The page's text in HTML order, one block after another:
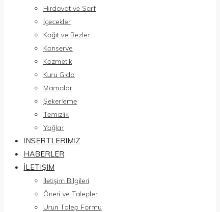
Hırdavat ve Sarf
İçecekler
Kağıt ve Bezler
Konserve
Kozmetik
Kuru Gıda
Mamalar
Şekerleme
Temizlik
Yağlar
INSERTLERIMIZ
HABERLER
İLETIŞIM
İletişim Bilgileri
Öneri ve Talepler
Ürün Talep Formu